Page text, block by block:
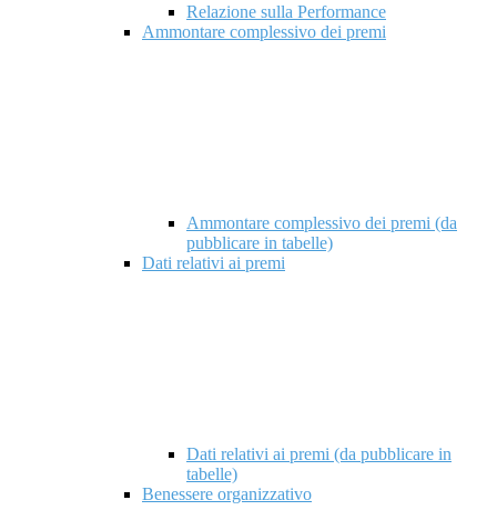
Relazione sulla Performance
Ammontare complessivo dei premi
Ammontare complessivo dei premi (da
pubblicare in tabelle)
Dati relativi ai premi
Dati relativi ai premi (da pubblicare in
tabelle)
Benessere organizzativo